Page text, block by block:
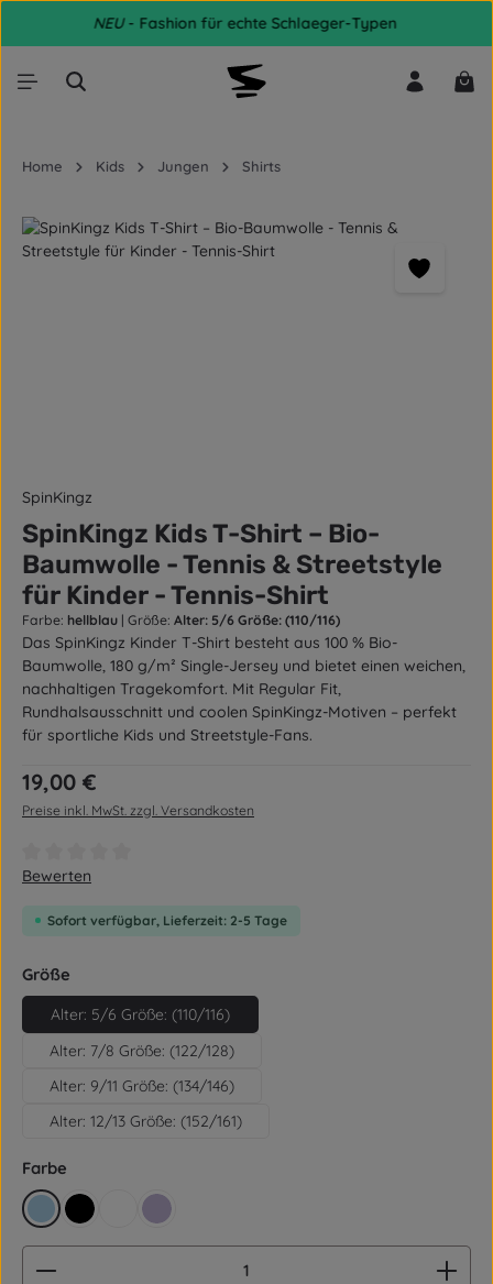
Zum Hauptinhalt springen
NEU- Fashion für echte Schlaeger-Typen
Home Kids Jungen Shirts
Bildergalerie überspringen
SpinKingz
SpinKingz Kids T-Shirt – Bio-
Baumwolle - Tennis & Streetstyle
für Kinder - Tennis-Shirt
Farbe: hellblau | Größe: Alter: 5/6 Größe: (110/116)
Das SpinKingz Kinder T-Shirt besteht aus 100 % Bio-
Baumwolle, 180 g/m² Single-Jersey und bietet einen weichen,
nachhaltigen Tragekomfort. Mit Regular Fit,
Rundhalsausschnitt und coolen SpinKingz-Motiven – perfekt
für sportliche Kids und Streetstyle-Fans.
Regulärer Preis:
19,00 €
Preise inkl. MwSt. zzgl. Versandkosten
Durchschnittliche Bewertung von 0 von 5 Sternen
Bewerten
Sofort verfügbar, Lieferzeit: 2-5 Tage
Größe
Alter: 5/6 Größe: (110/116)
Alter: 7/8 Größe: (122/128)
Alter: 9/11 Größe: (134/146)
Alter: 12/13 Größe: (152/161)
Farbe
hellblauschwarzweiß lila
Produkt Anzahl: Gib den gewünschten Wert